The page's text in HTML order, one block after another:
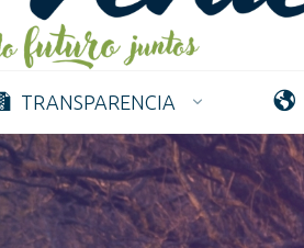
TRANSPARENCIA